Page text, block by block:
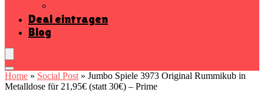
Deal eintragen
Blog
Home » Social Post » Jumbo Spiele 3973 Original Rummikub in
Metalldose für 21,95€ (statt 30€) – Prime